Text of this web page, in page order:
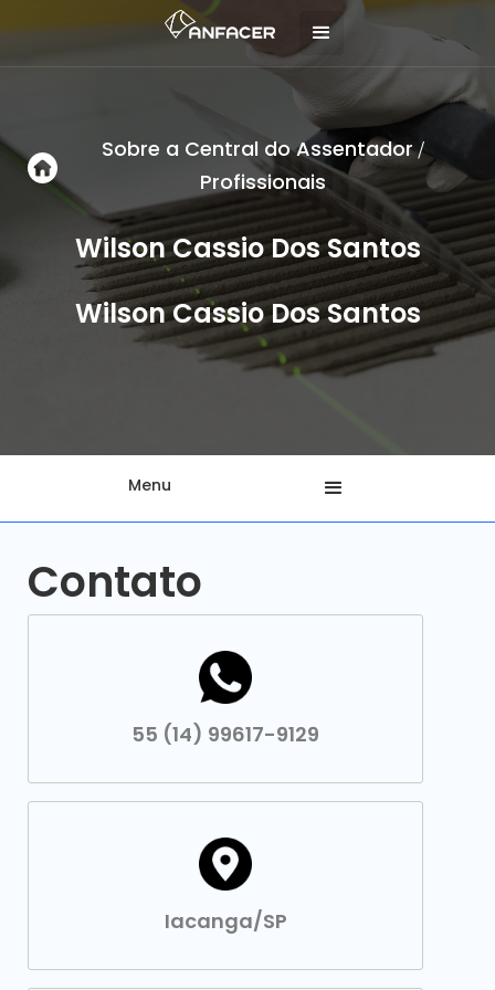
Sobre a Central do Assentador/
Profissionais
Wilson Cassio Dos Santos
Wilson Cassio Dos Santos
Menu
Contato
55 (14) 99617-9129
Iacanga/SP